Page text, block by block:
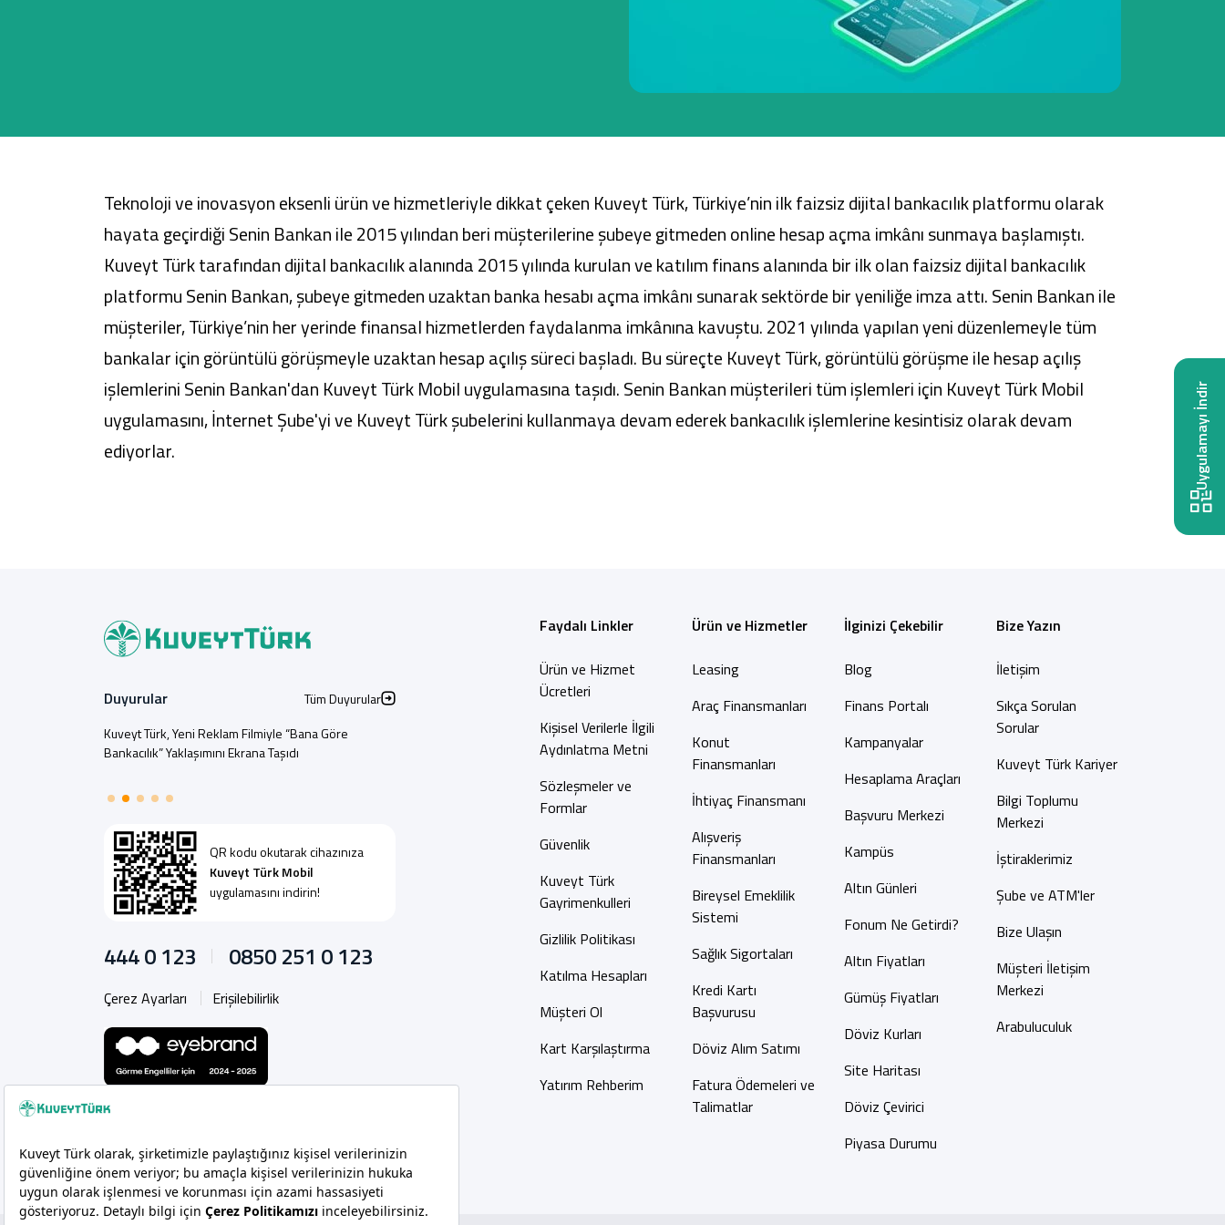
Araç Finansmanı
Yatırım Fonları
Tarım Finansmanı
Yatırım
Teknoloji ve inovasyon eksenli ürün ve hizmetleriyle dikkat çeken Kuveyt Türk, Türkiye’nin ilk faizsiz dijital bankacılık platformu olarak
hayata geçirdiği Senin Bankan ile 2015 yılından beri müşterilerine şubeye gitmeden online hesap açma imkânı sunmaya başlamıştı.
Kuveyt Türk tarafından dijital bankacılık alanında 2015 yılında kurulan ve katılım finans alanında bir ilk olan faizsiz dijital bankacılık
platformu Senin Bankan, şubeye gitmeden uzaktan banka hesabı açma imkânı sunarak sektörde bir yeniliğe imza attı. Senin Bankan ile
müşteriler, Türkiye’nin her yerinde finansal hizmetlerden faydalanma imkânına kavuştu. 2021 yılında yapılan yeni düzenlemeyle tüm
bankalar için görüntülü görüşmeyle uzaktan hesap açılış süreci başladı. Bu süreçte Kuveyt Türk, görüntülü görüşme ile hesap açılış
işlemlerini Senin Bankan'dan Kuveyt Türk Mobiluygulamasına taşıdı. Senin Bankan müşterileri tüm işlemleri için Kuveyt Türk Mobil
uygulamasını,İnternet Şube'yi ve Kuveyt Türkşubelerinikullanmaya devam ederek bankacılık işlemlerine kesintisiz olarak devam
ediyorlar.
Faydalı Linkler
Ürün ve Hizmet
Ücretleri
Kişisel Verilerle İlgili
Aydınlatma Metni
Sözleşmeler ve
Formlar
Güvenlik
Kuveyt Türk
Gayrimenkulleri
Gizlilik Politikası
Katılma Hesapları
Müşteri Ol
Kart Karşılaştırma
Yatırım Rehberim
Ürün ve Hizmetler
Leasing
Araç Finansmanları
Konut
Finansmanları
İhtiyaç Finansmanı
Alışveriş
Finansmanları
Bireysel Emeklilik
Sistemi
Sağlık Sigortaları
Kredi Kartı
Başvurusu
Döviz Alım Satımı
Fatura Ödemeleri ve
Talimatlar
İlginizi Çekebilir
Blog
Finans Portalı
Kampanyalar
Hesaplama Araçları
Başvuru Merkezi
Kampüs
Altın Günleri
Fonum Ne Getirdi?
Altın Fiyatları
Gümüş Fiyatları
Döviz Kurları
Site Haritası
Döviz Çevirici
Piyasa Durumu
Bize Yazın
İletişim
Sıkça Sorulan
Sorular
Kuveyt Türk Kariyer
Bilgi Toplumu
Merkezi
İştiraklerimiz
Şube ve ATM'ler
Bize Ulaşın
Müşteri İletişim
Merkezi
Arabuluculuk
QR kodu okutarak cihazınıza
Kuveyt Türk Mobil
uygulamasını indirin!
Duyurular
Tüm Duyurular
Kuveyt Türk, Yeni Reklam Filmiyle “Bana Göre
Bankacılık” Yaklaşımını Ekrana Taşıdı
444 0 123 0850 251 0 123
Çerez Ayarları Erişilebilirlik
Uygulamayı İndir